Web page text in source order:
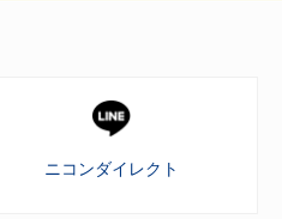
ニコンダイレクト